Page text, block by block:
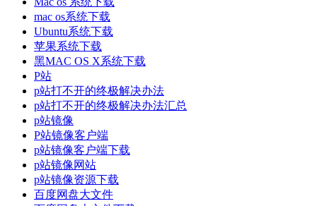
mac os系统下载
Ubuntu系统下载
苹果系统下载
黑MAC OS X系统下载
P站
p站打不开的终极解决办法
p站打不开的终极解决办法汇总
p站镜像
P站镜像客户端
p站镜像客户端下载
p站镜像网站
p站镜像资源下载
百度网盘大文件